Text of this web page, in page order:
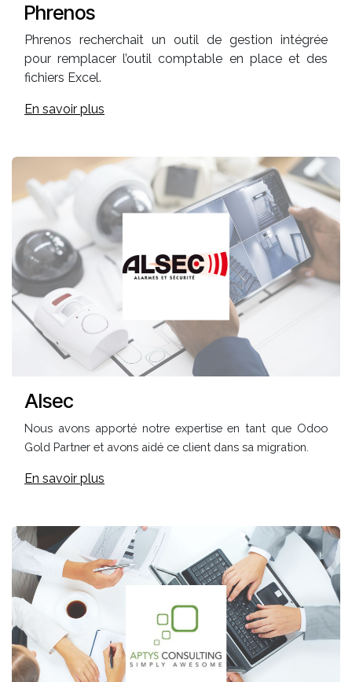
Phrenos
Phrenos recherchait un outil de gestion intégrée
pour remplacer l’outil comptable en place et des
fichiers Excel.
En savoir plus
Alsec
Nous avons apporté notre expertise en tant que Odoo
Gold Partner et avons aidé ce client dans sa migration.
En savoir plus